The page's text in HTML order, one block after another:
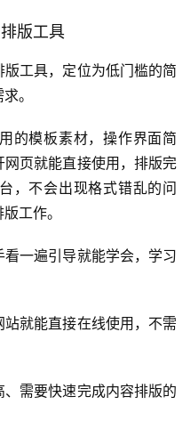
插入、视频插入等功能，
辑需求完全没有问题。
，进入内容编辑页面就能
能、对排版要求不高的新
运营人使用。
器最大的优势就是不会出
，用起来非常稳定。
版工具